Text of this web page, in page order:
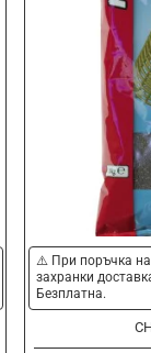
⚠️ При поръчка на
захранки
Безплатна.